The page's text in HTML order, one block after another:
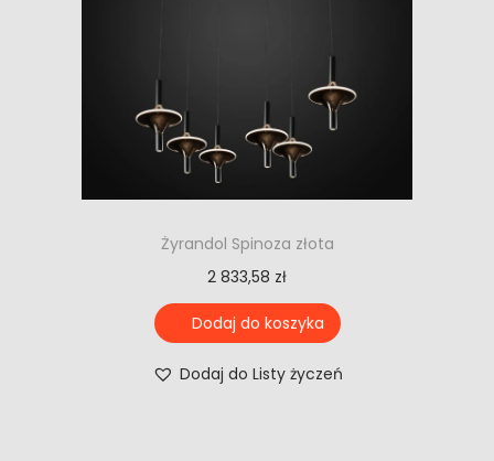
Żyrandol Spinoza złota
2 833,58 zł
Dodaj do koszyka
Dodaj do Listy życzeń